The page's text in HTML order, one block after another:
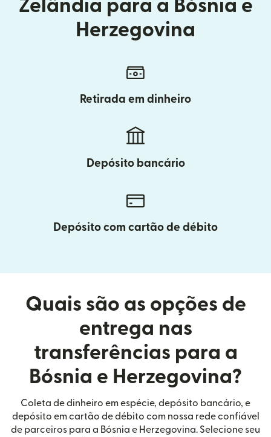
Zelândia para a Bósnia e
Herzegovina
Retirada em dinheiro
Depósito bancário
Depósito com cartão de débito
Quais são as opções de
entrega nas
transferências para a
Bósnia e Herzegovina?
Coleta de dinheiro em espécie, depósito bancário, e
depósito em cartão de débito com nossa rede confiável
de parceiros para a Bósnia e Herzegovina. Selecione seu